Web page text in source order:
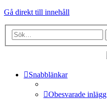
Gå direkt till innehåll
Snabblänkar
Obesvarade inlägg